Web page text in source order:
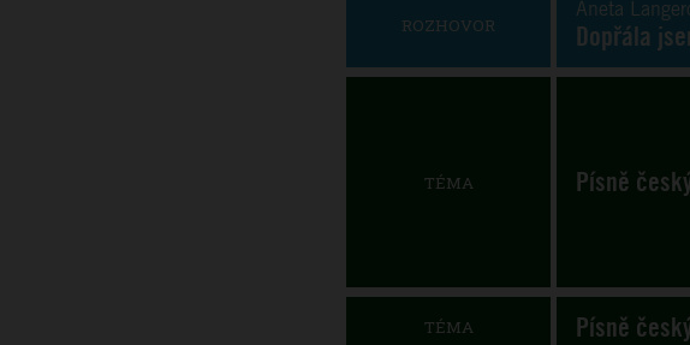
ROZHOVOR
Aneta
Dopřála
TÉMA Písně
TÉMA Písně